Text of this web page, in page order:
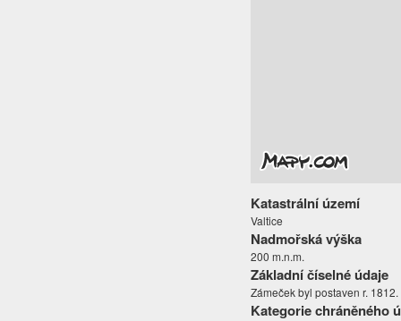
Katastrální území
Valtice
Nadmořská výška
200 m.n.m.
Základní číselné údaje
Zámeček byl postaven r. 1812.
Kategorie chráněného